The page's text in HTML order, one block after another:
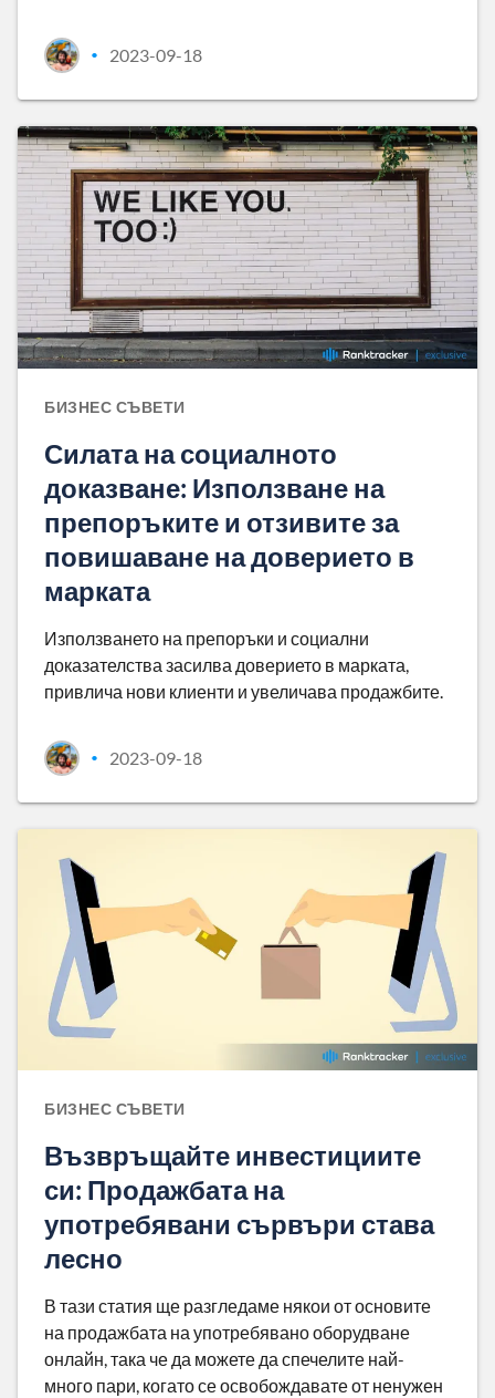
• 2023-09-18
БИЗНЕС СЪВЕТИ
Силата на социалното
доказване: Използване на
препоръките и отзивите за
повишаване на доверието в
марката
Използването на препоръки и социални
доказателства засилва доверието в марката,
привлича нови клиенти и увеличава продажбите.
• 2023-09-18
БИЗНЕС СЪВЕТИ
Възвръщайте инвестициите
си: Продажбата на
употребявани сървъри става
лесно
В тази статия ще разгледаме някои от основите
на продажбата на употребявано оборудване
онлайн, така че да можете да спечелите най-
много пари, когато се освобождавате от ненужен